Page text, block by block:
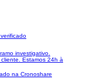
investigativo.
Estamos 24h à
na Cronoshare